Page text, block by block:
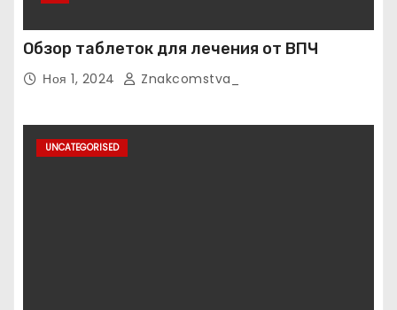
Обзор таблеток для лечения от ВПЧ
Ноя 1, 2024 Znakcomstva_
UNCATEGORISED